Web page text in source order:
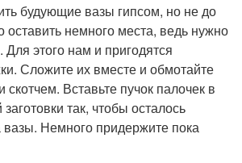
будующие вазы гипсом, но не до
оставить немного места, ведь нужно
Для этого нам и пригодятся
Сложите их вместе и обмотайте
Вставьте пучок палочек в
так, чтобы осталось
вазы. Немного придержите пока